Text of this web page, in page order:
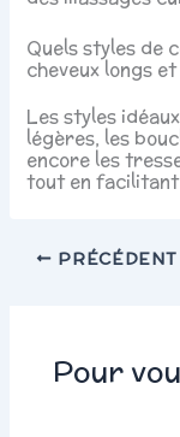
Quels styles de
cheveux longs
Les styles
légères, les
encore les
tout en
PRÉCÉDENT
Pour